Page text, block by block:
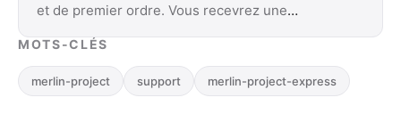
et de premier ordre. Vous recevrez une
MOTS-CLÉS
merlin-project support merlin-project-express